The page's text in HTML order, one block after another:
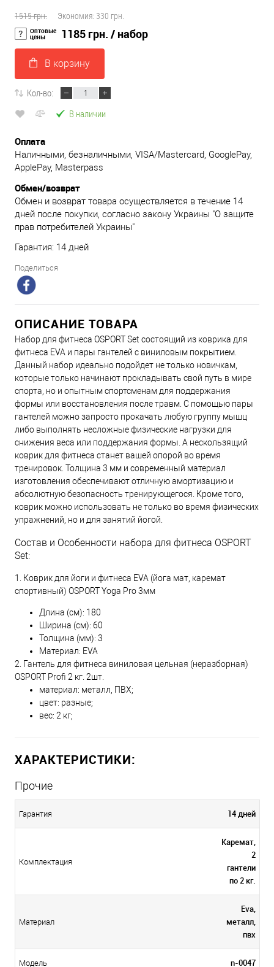
1515 грн. Экономия: 330 грн.
Оптовые
цены 1185 грн. / набор
В корзину
Кол-во:
В наличии
Оплата
Наличными, безналичными, VISA/Mastercard, GooglePay,
ApplePay, Masterpass
Обмен/возврат
Обмен и возврат товара осуществляется в течение 14
дней после покупки, согласно закону Украины "О защите
прав потребителей Украины"
Гарантия: 14 дней
Поделиться
ОПИСАНИЕ ТОВАРА
Набор для фитнеса OSPORT Set состоящий из коврика для
фитнеса EVA и пары гантелей с виниловым покрытием.
Данный набор идеально подойдет не только новичкам,
которые только начинают прокладывать свой путь в мире
спорта, но и опытным спортсменам для поддержания
формы или восстановления после травм. С помощью пары
гантелей можно запросто прокачать любую группу мышц
либо выполнять несложные физические нагрузки для
снижения веса или поддержания формы. А нескользящий
коврик для фитнеса станет вашей опорой во время
тренировок. Толщина 3 мм и современный материал
изготовления обеспечивают отличную амортизацию и
абсолютную безопасность тренирующегося. Кроме того,
коврик можно использовать не только во время физических
упражнений, но и для занятий йогой.
Состав и Особенности набора для фитнеса OSPORT
Set:
1. Коврик для йоги и фитнеса EVA (йога мат, каремат
спортивный) OSPORT Yoga Pro 3мм
Длина (см): 180
Ширина (см): 60
Толщина (мм): 3
Материал: EVA
2. Гантель для фитнеса виниловая цельная (неразборная)
OSPORT Profi 2 кг. 2шт.
материал: металл, ПВХ;
цвет: разные;
вес: 2 кг;
ХАРАКТЕРИСТИКИ:
Прочие
Гарантия 14 дней
Комплектация
Каремат,
2
гантели
по 2 кг.
Материал
Eva,
металл,
пвх
Модель n-0047